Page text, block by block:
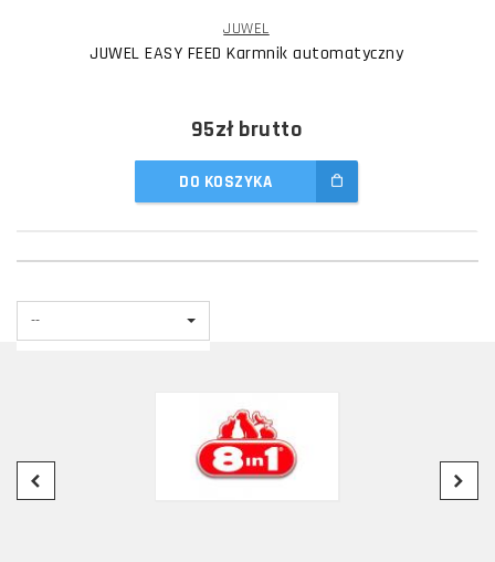
JUWEL
JUWEL EASY FEED Karmnik automatyczny
95złbrutto
DO KOSZYKA
--